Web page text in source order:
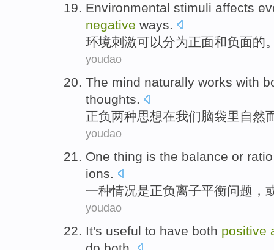
Environmental stimuli affects
negative ways.
环境刺激可以分为正面和负面的
youdao
The mind naturally works with
thoughts.
正负两种思想在我们脑袋里 自然
youdao
One thing is the balance or
ions.
一种情况是正负离子平衡问题，
youdao
It's useful to have both positive